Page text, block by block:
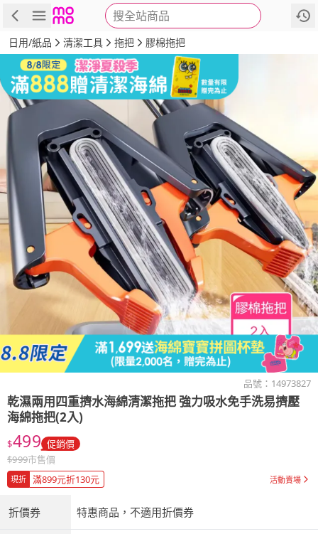
搜全站商品
商品 評價 詳情
日用/紙品 清潔工具 拖把 膠棉拖把
品號： 14973827
乾濕兩用四重擠水海綿清潔拖把 強力吸水免手洗易擠壓
海綿拖把(2入)
$499 促銷價
$999市售價
現折 滿899元折130元 活動賣場
折價券 特惠商品，不適用折價券